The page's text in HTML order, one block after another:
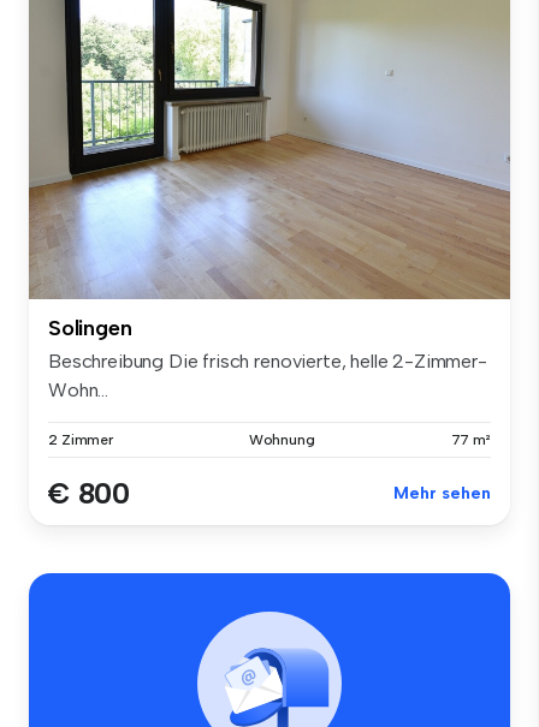
Solingen
Beschreibung Die frisch renovierte, helle 2-Zimmer-
Wohn...
2 Zimmer Wohnung 77 m²
€ 800 Mehr sehen